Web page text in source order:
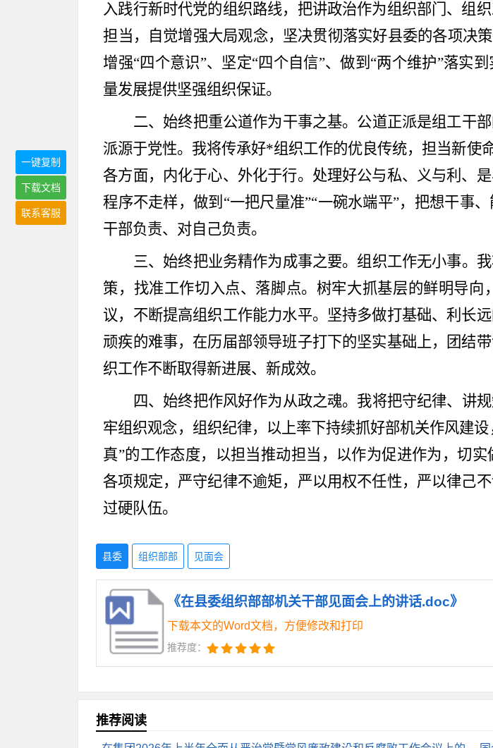
入践行新时代党的组织路线，把讲政治作为组织部门、组
担当，自觉增强大局观念，坚决贯彻落实好县委的各项决
增强“四个意识”、坚定“四个自信”、做到 “两个维护”落实到
量发展提供坚强组织保证。
二、始终把重公道作为干事之基。公道正派是组工干
派源于党性。我将传承好*组织工作的优良传统，担当新使
各方面，内化于心、外化于行。处理好公与私、义与利、
程序不走样，做到 “一把尺量准”“一碗水端平”，把想干事
干部负责、对自己负责。
三、始终把业务精作为成事之要。组织工作无小事。
策，找准工作切入点、落脚点。树牢大抓基层的鲜明导
议，不断提高组织工作能力水平。坚持多做打基础、利长
顽疾的难事，在历届部领导班子打下的坚实基础上，团结
织工作不断取得新进展、新成效。
四、始终把作风好作为从政之魂。我将把守纪律、讲
牢组织观念，组织纪律，以上率下持续抓好部机关作风建
真”的工作态度，以担当推动担当，以作为促进作为，切
各项规定，严守纪律不逾矩，严以用权不任性，严以律己
过硬队伍。
县委 组织部部 见面会
《在县委组织部部机关干部见面会上的讲话.doc》
下载本文的Word文档，方便修改和打印
推荐度：
推荐阅读
一键复制
下载文档
联系客服